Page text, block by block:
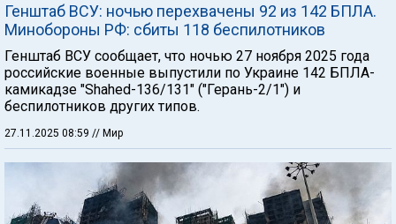
Генштаб ВСУ: ночью перехвачены 92 из 142 БПЛА.
Минобороны РФ: сбиты 118 беспилотников
Генштаб ВСУ сообщает, что ночью 27 ноября 2025 года
российские военные выпустили по Украине 142 БПЛА-
камикадзе "Shahed-136/131" ("Герань-2/1") и
беспилотников других типов.
27.11.2025 08:59 // Мир